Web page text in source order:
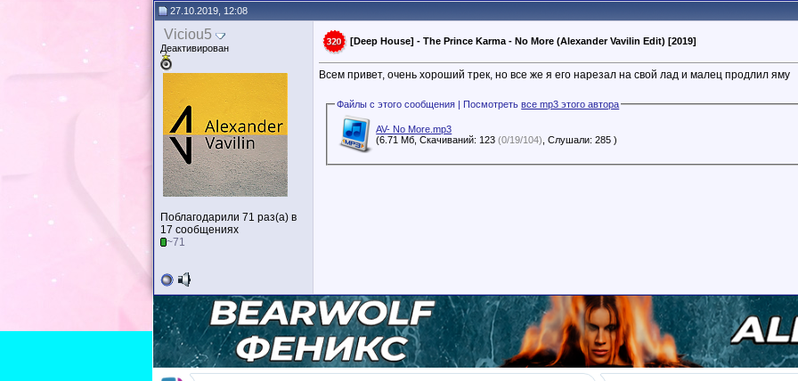
27.10.2019, 12:08
Viciou5
Деактивирован
Поблагодарили 71 раз(а) в
17 сообщениях
~71
[Deep House] - The Prince Karma - No More (Alexander Vavilin Edit) [2019]
Всем привет, очень хороший трек, но все же я его нарезал на свой лад и малец продлил яму
Файлы с этого сообщения | Посмотретьвсе mp3 этого автора
AV- No More.mp3
(6.71 Мб, Скачиваний: 123(0/19/104) , Слушали: 285 )